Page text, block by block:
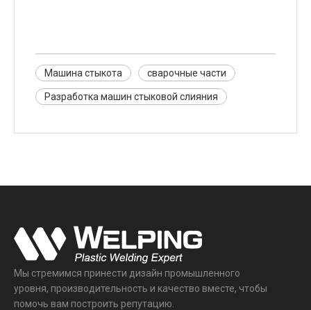
Машина стыкота сварочные части
Разработка машин стыковой слияния
Мы стремимся принести дизайн промышленного
уровня, производительность и качество вместе, чтобы
помочь вам построить репутацию.